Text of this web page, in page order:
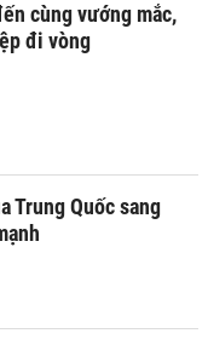
cùng vướng mắc,
đi vòng
Trung Quốc sang